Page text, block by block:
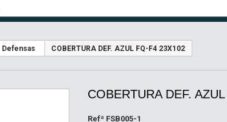
Defensas COBERTURA DEF. AZUL FQ-F4 23X102
COBERTURA DEF.
Refª FSB005-1